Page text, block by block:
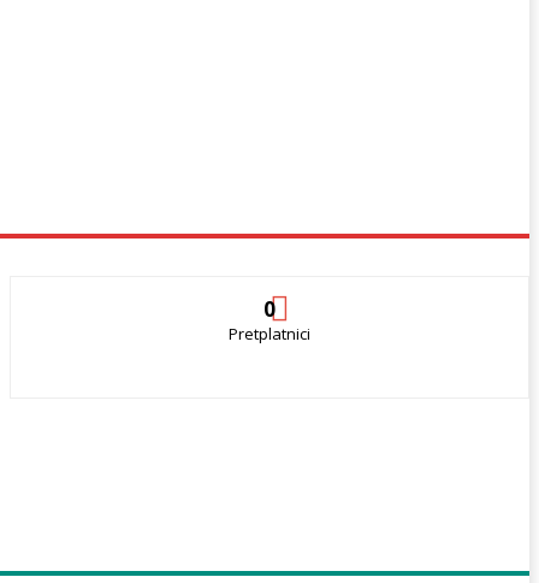
0
Pretplatnici